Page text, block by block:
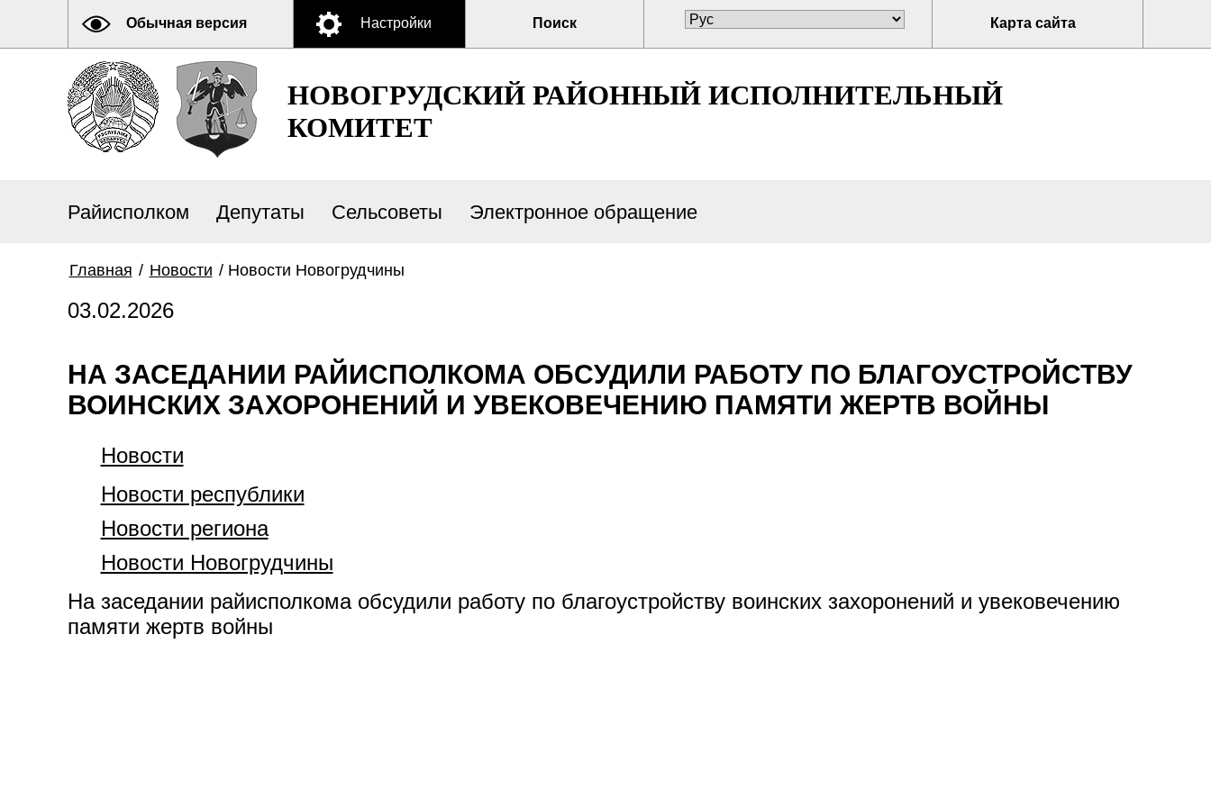
Обычная версия Настройки Поиск Карта сайта
НОВОГРУДСКИЙ РАЙОННЫЙ ИСПОЛНИТЕЛЬНЫЙ
КОМИТЕТ
Райисполком Депутаты Сельсоветы Электронное обращение
Главная / Новости / Новости Новогрудчины
03.02.2026
НА ЗАСЕДАНИИ РАЙИСПОЛКОМА ОБСУДИЛИ РАБОТУ ПО БЛАГОУСТРОЙСТВУ
ВОИНСКИХ ЗАХОРОНЕНИЙ И УВЕКОВЕЧЕНИЮ ПАМЯТИ ЖЕРТВ ВОЙНЫ
Новости
Новости республики
Новости региона
Новости Новогрудчины
На заседании райисполкома обсудили работу по благоустройству воинских захоронений и увековечению
памяти жертв войны